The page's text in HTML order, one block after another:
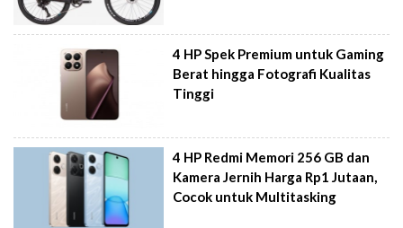
4 HP Spek Premium untuk Gaming
Berat hingga Fotografi Kualitas
Tinggi
4 HP Redmi Memori 256 GB dan
Kamera Jernih Harga Rp1 Jutaan,
Cocok untuk Multitasking